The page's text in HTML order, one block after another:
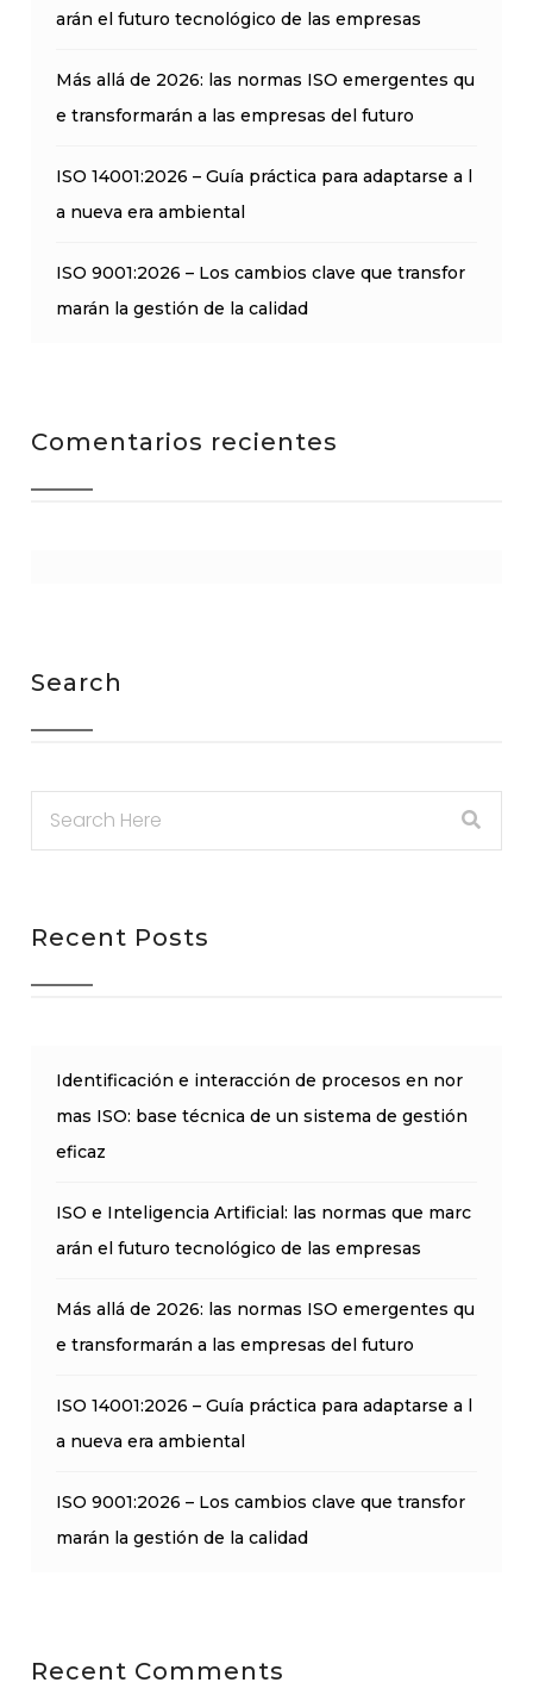
arán el futuro tecnológico de las empresas
Más allá de 2026: las normas ISO emergentes qu
e transformarán a las empresas del futuro
ISO 14001:2026 – Guía práctica para adaptarse a l
a nueva era ambiental
ISO 9001:2026 – Los cambios clave que transfor
marán la gestión de la calidad
Comentarios recientes
Search
Recent Posts
Identificación e interacción de procesos en nor
mas ISO: base técnica de un sistema de gestión
eficaz
ISO e Inteligencia Artificial: las normas que marc
arán el futuro tecnológico de las empresas
Más allá de 2026: las normas ISO emergentes qu
e transformarán a las empresas del futuro
ISO 14001:2026 – Guía práctica para adaptarse a l
a nueva era ambiental
ISO 9001:2026 – Los cambios clave que transfor
marán la gestión de la calidad
Recent Comments